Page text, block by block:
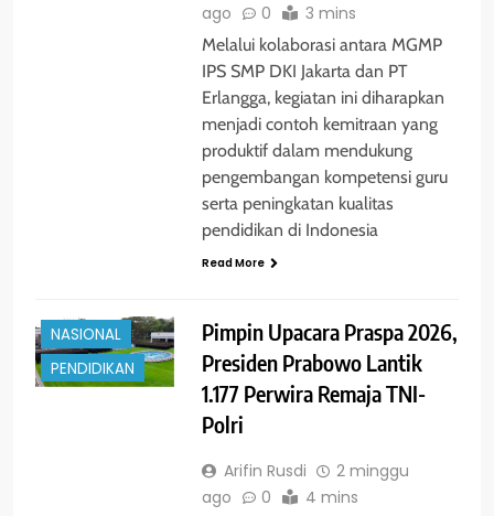
ago
0 3 mins
Melalui kolaborasi antara MGMP
IPS SMP DKI Jakarta dan PT
Erlangga, kegiatan ini diharapkan
menjadi contoh kemitraan yang
produktif dalam mendukung
pengembangan kompetensi guru
serta peningkatan kualitas
pendidikan di Indonesia
Read More
NASIONAL
PENDIDIKAN
Pimpin Upacara Praspa 2026,
Presiden Prabowo Lantik
1.177 Perwira Remaja TNI-
Polri
Arifin Rusdi
2 minggu
ago
0 4 mins